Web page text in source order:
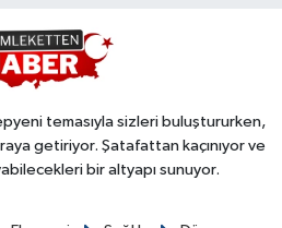
temasıyla sizleri buluştururken,
getiriyor. Şatafattan kaçınıyor ve
bir altyapı sunuyor.